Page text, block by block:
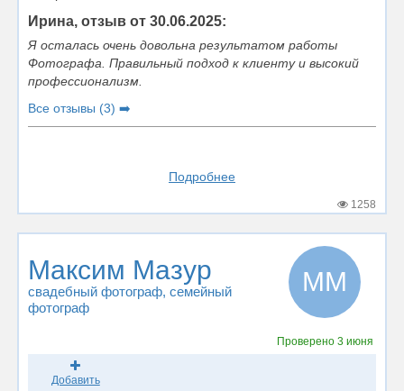
Ирина, отзыв от 30.06.2025:
Я осталась очень довольна результатом работы
Фотографа. Правильный подход к клиенту и высокий
профессионализм.
Все отзывы (3) ➡️
Подробнее
1258
Максим Мазур
свадебный фотограф, семейный
фотограф
ММ
Проверено 3 июня
Добавить